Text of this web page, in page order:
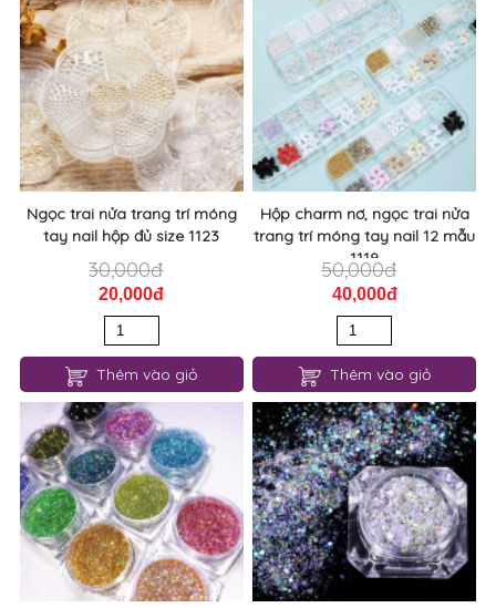
Ngọc trai nửa trang trí móng
tay nail hộp đủ size 1123
30,000đ
20,000đ
Thêm vào giỏ
Hộp charm nơ, ngọc trai nửa
trang trí móng tay nail 12 mẫu
1119
50,000đ
40,000đ
Thêm vào giỏ